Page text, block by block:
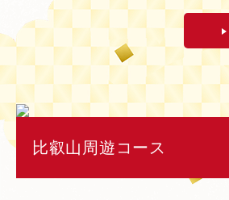
比叡山周遊コース